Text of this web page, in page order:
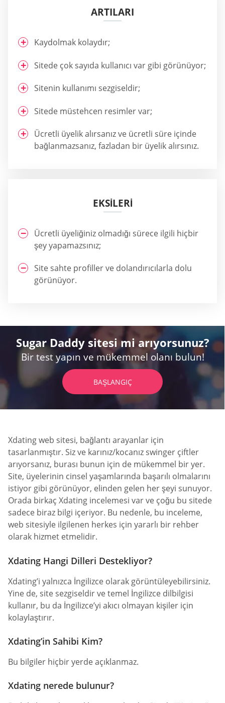
ARTILARI
Kaydolmak kolaydır;
Sitede çok sayıda kullanıcı var gibi görünüyor;
Sitenin kullanımı sezgiseldir;
Sitede müstehcen resimler var;
Ücretli üyelik alırsanız ve ücretli süre içinde
bağlanmazsanız, fazladan bir üyelik alırsınız.
EKSİLERİ
Ücretli üyeliğiniz olmadığı sürece ilgili hiçbir
şey yapamazsınız;
Site sahte profiller ve dolandırıcılarla dolu
görünüyor.
Sugar Daddy sitesi mi arıyorsunuz?
Bir test yapın ve mükemmel olanı bulun!
BAŞLANGIÇ
Xdating web sitesi, bağlantı arayanlar için
tasarlanmıştır. Siz ve karınız/kocanız swinger çiftler
arıyorsanız, burası bunun için de mükemmel bir yer.
Site, üyelerinin cinsel yaşamlarında başarılı olmalarını
istiyor gibi görünüyor, elinden gelen her şeyi sunuyor.
Orada birkaç Xdating incelemesi var ve çoğu bu sitede
sadece biraz bilgi içeriyor. Bu nedenle, bu inceleme,
web sitesiyle ilgilenen herkes için yararlı bir rehber
olarak hizmet etmelidir.
Xdating Hangi Dilleri Destekliyor?
Xdating’i yalnızca İngilizce olarak görüntüleyebilirsiniz.
Yine de, site sezgiseldir ve temel İngilizce dilbilgisi
kullanır, bu da İngilizce’yi akıcı olmayan kişiler için
kolaylaştırır.
Xdating’in Sahibi Kim?
Bu bilgiler hiçbir yerde açıklanmaz.
Xdating nerede bulunur?